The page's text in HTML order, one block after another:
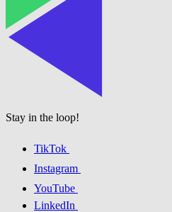
Stay in the loop!
TikTok
Instagram
YouTube
LinkedIn